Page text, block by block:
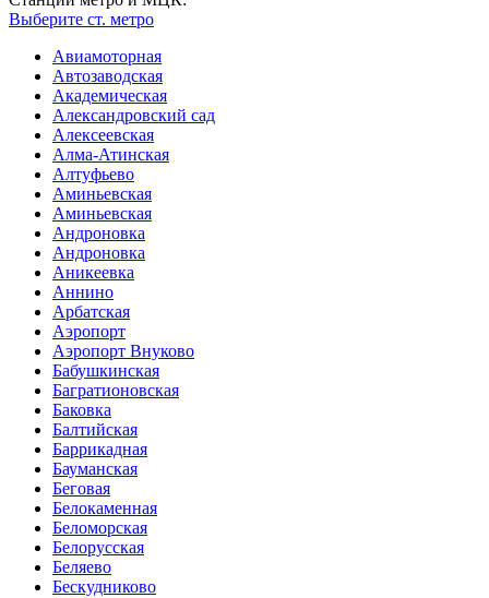
Выберите ст. метро
Авиамоторная
Автозаводская
Академическая
Александровский сад
Алексеевская
Алма-Атинская
Алтуфьево
Аминьевская
Аминьевская
Андроновка
Андроновка
Аникеевка
Аннино
Арбатская
Аэропорт
Аэропорт Внуково
Бабушкинская
Багратионовская
Баковка
Балтийская
Баррикадная
Бауманская
Беговая
Белокаменная
Беломорская
Белорусская
Беляево
Бескудниково